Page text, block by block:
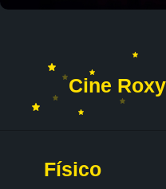
Cine
Físico